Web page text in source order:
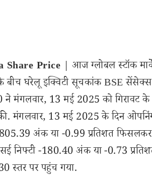
Share Price | आज ग्लोबल स्टॉक
के बीच घरेलू इक्विटी सूचकांक BSE
ने मंगलवार, 13 मई 2025 को गिरावट
मंगलवार, 13 मई 2025 के दिन
अंक या -0.99 प्रतिशत
निफ्टी -180.40 अंक या -0.73
स्तर पर पहुंच गया.